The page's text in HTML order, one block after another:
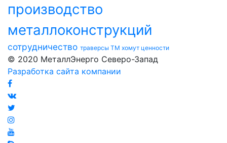
производство
металлоконструкций
сотрудничество траверсы ТМ хомут ценности
© 2020 МеталлЭнерго Северо-Запад
Разработка сайта компании